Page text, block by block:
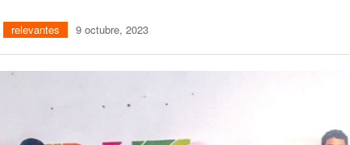
relevantes 9 octubre, 2023